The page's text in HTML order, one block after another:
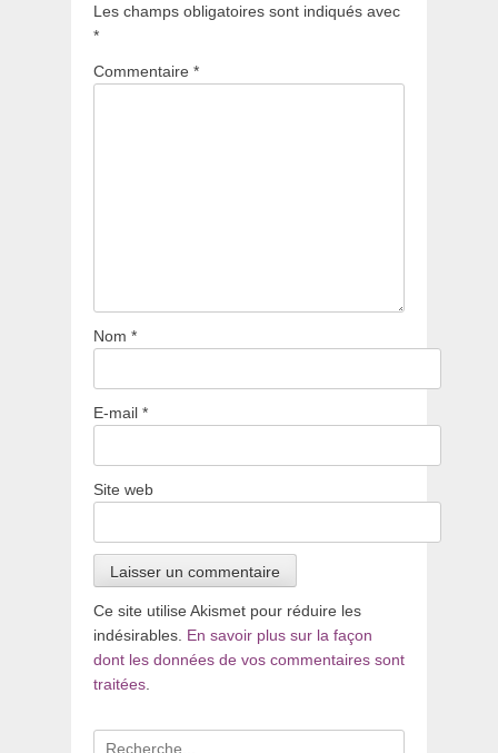
Les champs obligatoires sont indiqués avec
*
Commentaire *
Nom *
E-mail *
Site web
Ce site utilise Akismet pour réduire les
indésirables. En savoir plus sur la façon
dont les données de vos commentaires sont
traitées
Recherche